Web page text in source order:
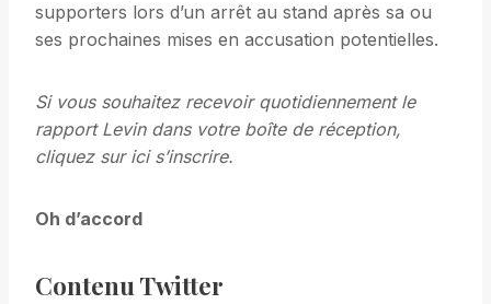
supporters lors d’un arrêt au stand après sa ou
ses prochaines mises en accusation potentielles.
Si vous souhaitez recevoir quotidiennement le
rapport Levin dans votre boîte de réception,
cliquez sur ici s’inscrire.
Oh d’accord
Contenu Twitter